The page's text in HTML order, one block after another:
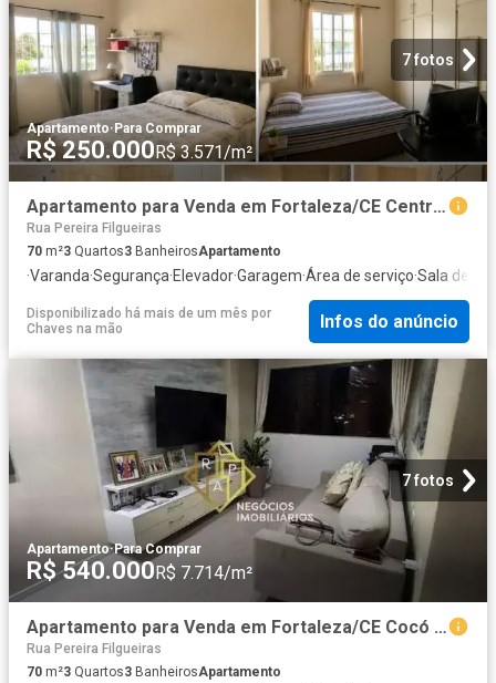
7 fotos
Apartamento· Para Comprar
R$ 250.000R$ 3.571/m²
Apartamento para Venda em Fortaleza/CE Centro 3 Quartos
Rua Pereira Filgueiras
70 m²3 Quartos3 BanheirosApartamento
·Varanda·Segurança·Elevador·Garagem·Área de serviço·Sala de
Disponibilizado há mais de um mês por
Chaves na mão
Infos do anúncio
7 fotos
Apartamento·Para Comprar
R$ 540.000R$ 7.714/m²
Apartamento para Venda em Fortaleza/CE Cocó 3 Quartos
Rua Pereira Filgueiras
70 m²3 Quartos3 BanheirosApartamento